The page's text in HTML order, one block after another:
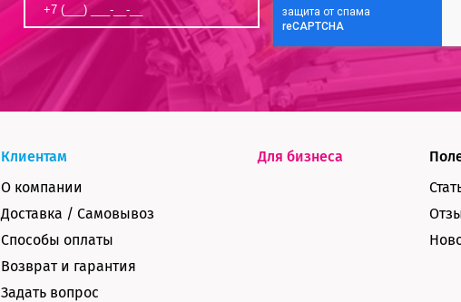
Клиентам
О компании
Доставка / Самовывоз
Способы оплаты
Возврат и гарантия
Задать вопрос
Для бизнеса